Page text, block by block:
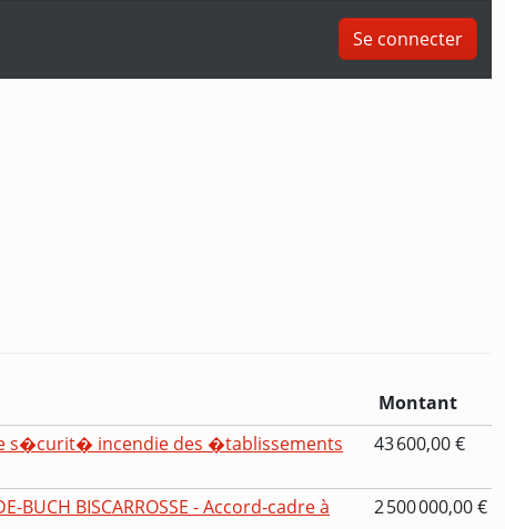
Se connecter
Montant
s�curit� incendie des �tablissements
43 600,00 €
BUCH BISCARROSSE - Accord-cadre à
2 500 000,00 €